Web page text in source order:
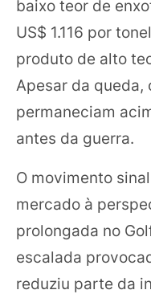
baixo teor de
US$ 1.116 por
produto de alto
Apesar da queda,
permaneciam
antes da guerra.
O movimento
mercado à
prolongada no
escalada
reduziu parte da